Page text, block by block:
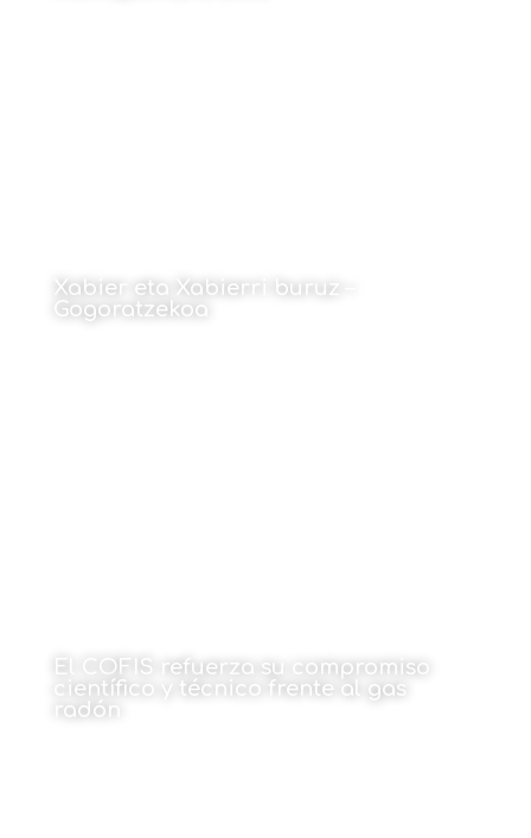
Xabier eta Xabierri buruz –
Gogoratzekoa
El COFIS refuerza su compromiso
científico y técnico frente al gas
radón